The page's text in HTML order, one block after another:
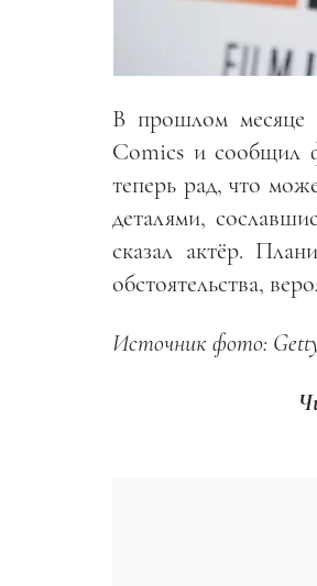
В прошлом месяце
Comics и сообщил
теперь рад, что
деталями,
сказал актёр.
обстоятельства,
Источник фото: